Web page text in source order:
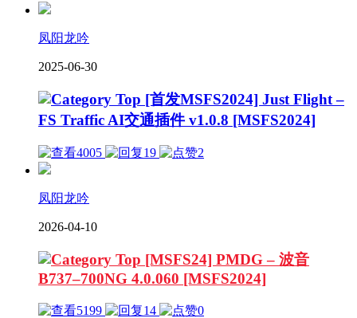
凤阳龙吟
2025-06-30
[首发MSFS2024] Just Flight –
FS Traffic AI交通插件 v1.0.8 [MSFS2024]
4005 19 2
凤阳龙吟
2026-04-10
[MSFS24] PMDG – 波音
B737–700NG 4.0.060 [MSFS2024]
5199 14 0